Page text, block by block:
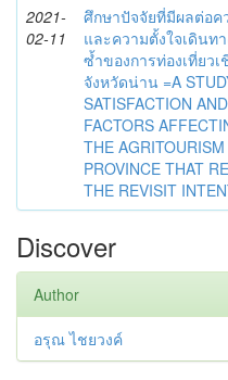
2021-
02-11
ศึกษาปัจจัยที่มีผลต่อค
และความตั้งใจเดินทา
ซ้ำของการท่องเที่ยวเ
จังหวัดน่าน =A
SATISFACTION AND
FACTORS
THE
PROVINCE THAT
THE REVISIT
Discover
Author
อรุณ ไชยวงค์